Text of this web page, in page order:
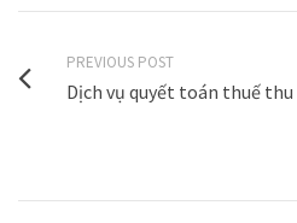
PREVIOUS POST
Dịch vụ quyết toán thuế